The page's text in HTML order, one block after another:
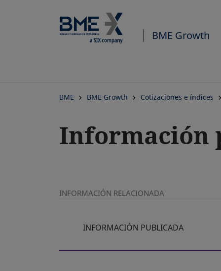
BME Growth
BME BME Growth Cotizaciones e índices
Información
INFORMACIÓN RELACIONADA
INFORMACIÓN PUBLICADA